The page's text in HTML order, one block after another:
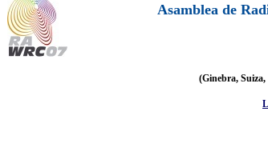
Asamblea de
(Ginebra, Suiza,